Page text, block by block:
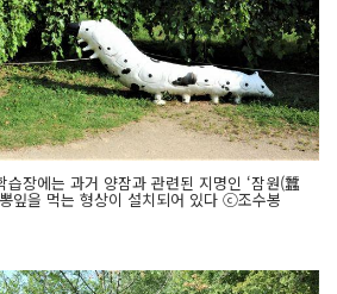
습장에는 과거 양잠과 관련된 지명인 ‘잠원(蠶
잎을 먹는 형상이 설치되어 있다 ⓒ조수봉